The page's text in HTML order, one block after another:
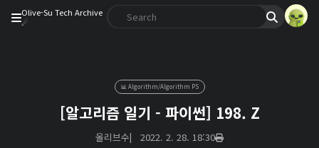
Olive-Su Tech Archive
☄︎
📊 Algorithm/Algorithm PS
[알고리즘 일기 - 파이썬] 198. Z
올리브수| 2022. 2. 28. 18:30